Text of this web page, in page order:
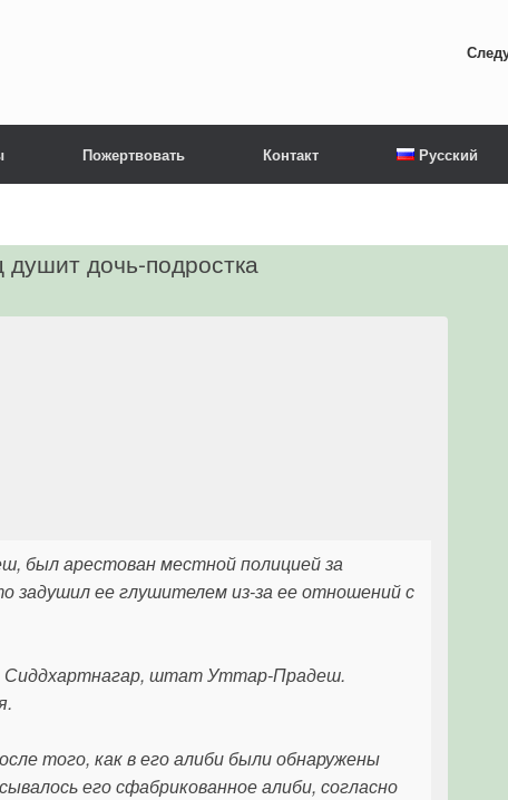
Пожертвовать Контакт Русский
дочь-подростка
был арестован местной полицией за
задушил ее глушителем из-за ее отношений с
Сиддхартнагар, штат Уттар-Прадеш.
того, как в его алиби были обнаружены
его сфабрикованное алиби, согласно